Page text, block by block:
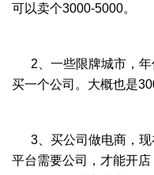
可以卖个3000-5000。
2、一些限牌城市，
买一个公司。大概也是
3、买公司做电商，
平台需要公司，才能开